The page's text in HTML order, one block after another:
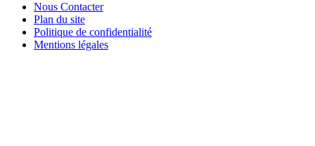
Nous Contacter
Plan du site
Politique de confidentialité
Mentions légales